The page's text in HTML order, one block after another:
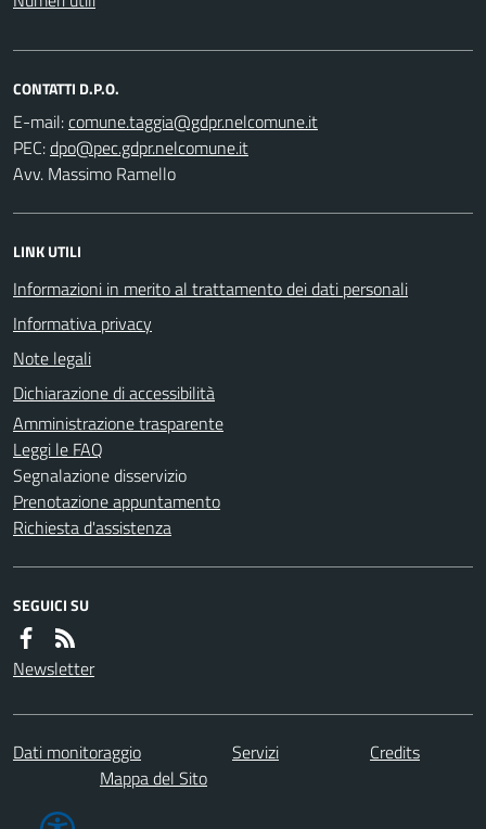
CONTATTI D.P.O.
E-mail:
PEC:
Avv. Massimo Ramello
LINK UTILI
Informazioni in merito al trattamento dei dati personali
Informativa privacy
Note legali
Dichiarazione di accessibilità
Amministrazione trasparente
Leggi le FAQ
Segnalazione disservizio
Prenotazione appuntamento
Richiesta d'assistenza
SEGUICI SU
Newsletter
Dati monitoraggio Servizi
Credits
Mappa del Sito